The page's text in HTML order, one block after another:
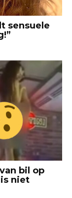
sensuele
bil op
niet